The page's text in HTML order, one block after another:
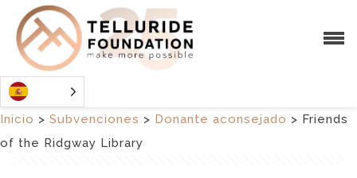
Inicio > Subvenciones > Donante aconsejado > Friends
of the Ridgway Library